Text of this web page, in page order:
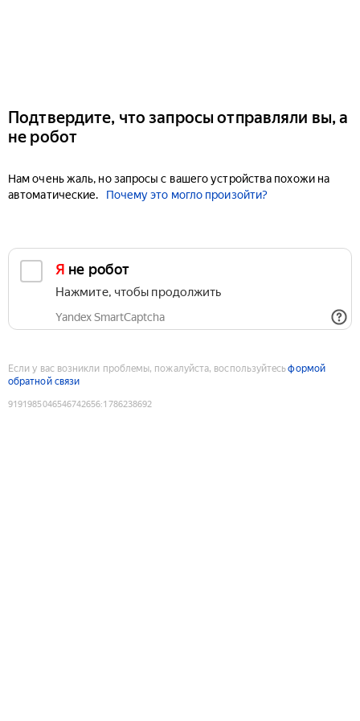
Подтвердите, что запросы отправляли вы, а
не робот
Нам очень жаль, но запросы с вашего устройства похожи на
автоматические.
Почему это могло произойти?
Я не робот
Нажмите, чтобы продолжить
Yandex SmartCaptcha
Если у вас возникли проблемы, пожалуйста, воспользуйтесьформой
обратной связи
9191985046546742656:1786238692